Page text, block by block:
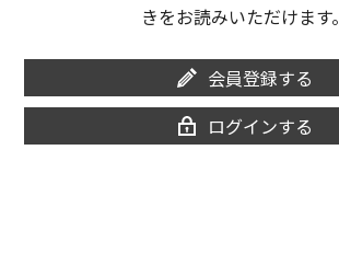
きをお読みいただけます。
会員登録する
ログインする